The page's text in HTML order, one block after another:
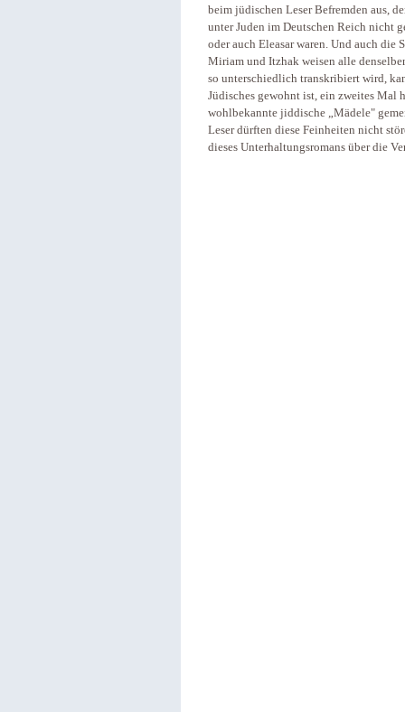
beim jüdischen Leser Befremden aus,
unter Juden im Deutschen Reich nicht
oder auch Eleasar waren. Und auch
Miriam und Itzhak weisen alle
so unterschiedlich transkribiert wird,
Jüdisches gewohnt ist, ein zweites Mal
wohlbekannte jiddische „Mädele"
Leser dürften diese Feinheiten nicht
dieses Unterhaltungsromans über die